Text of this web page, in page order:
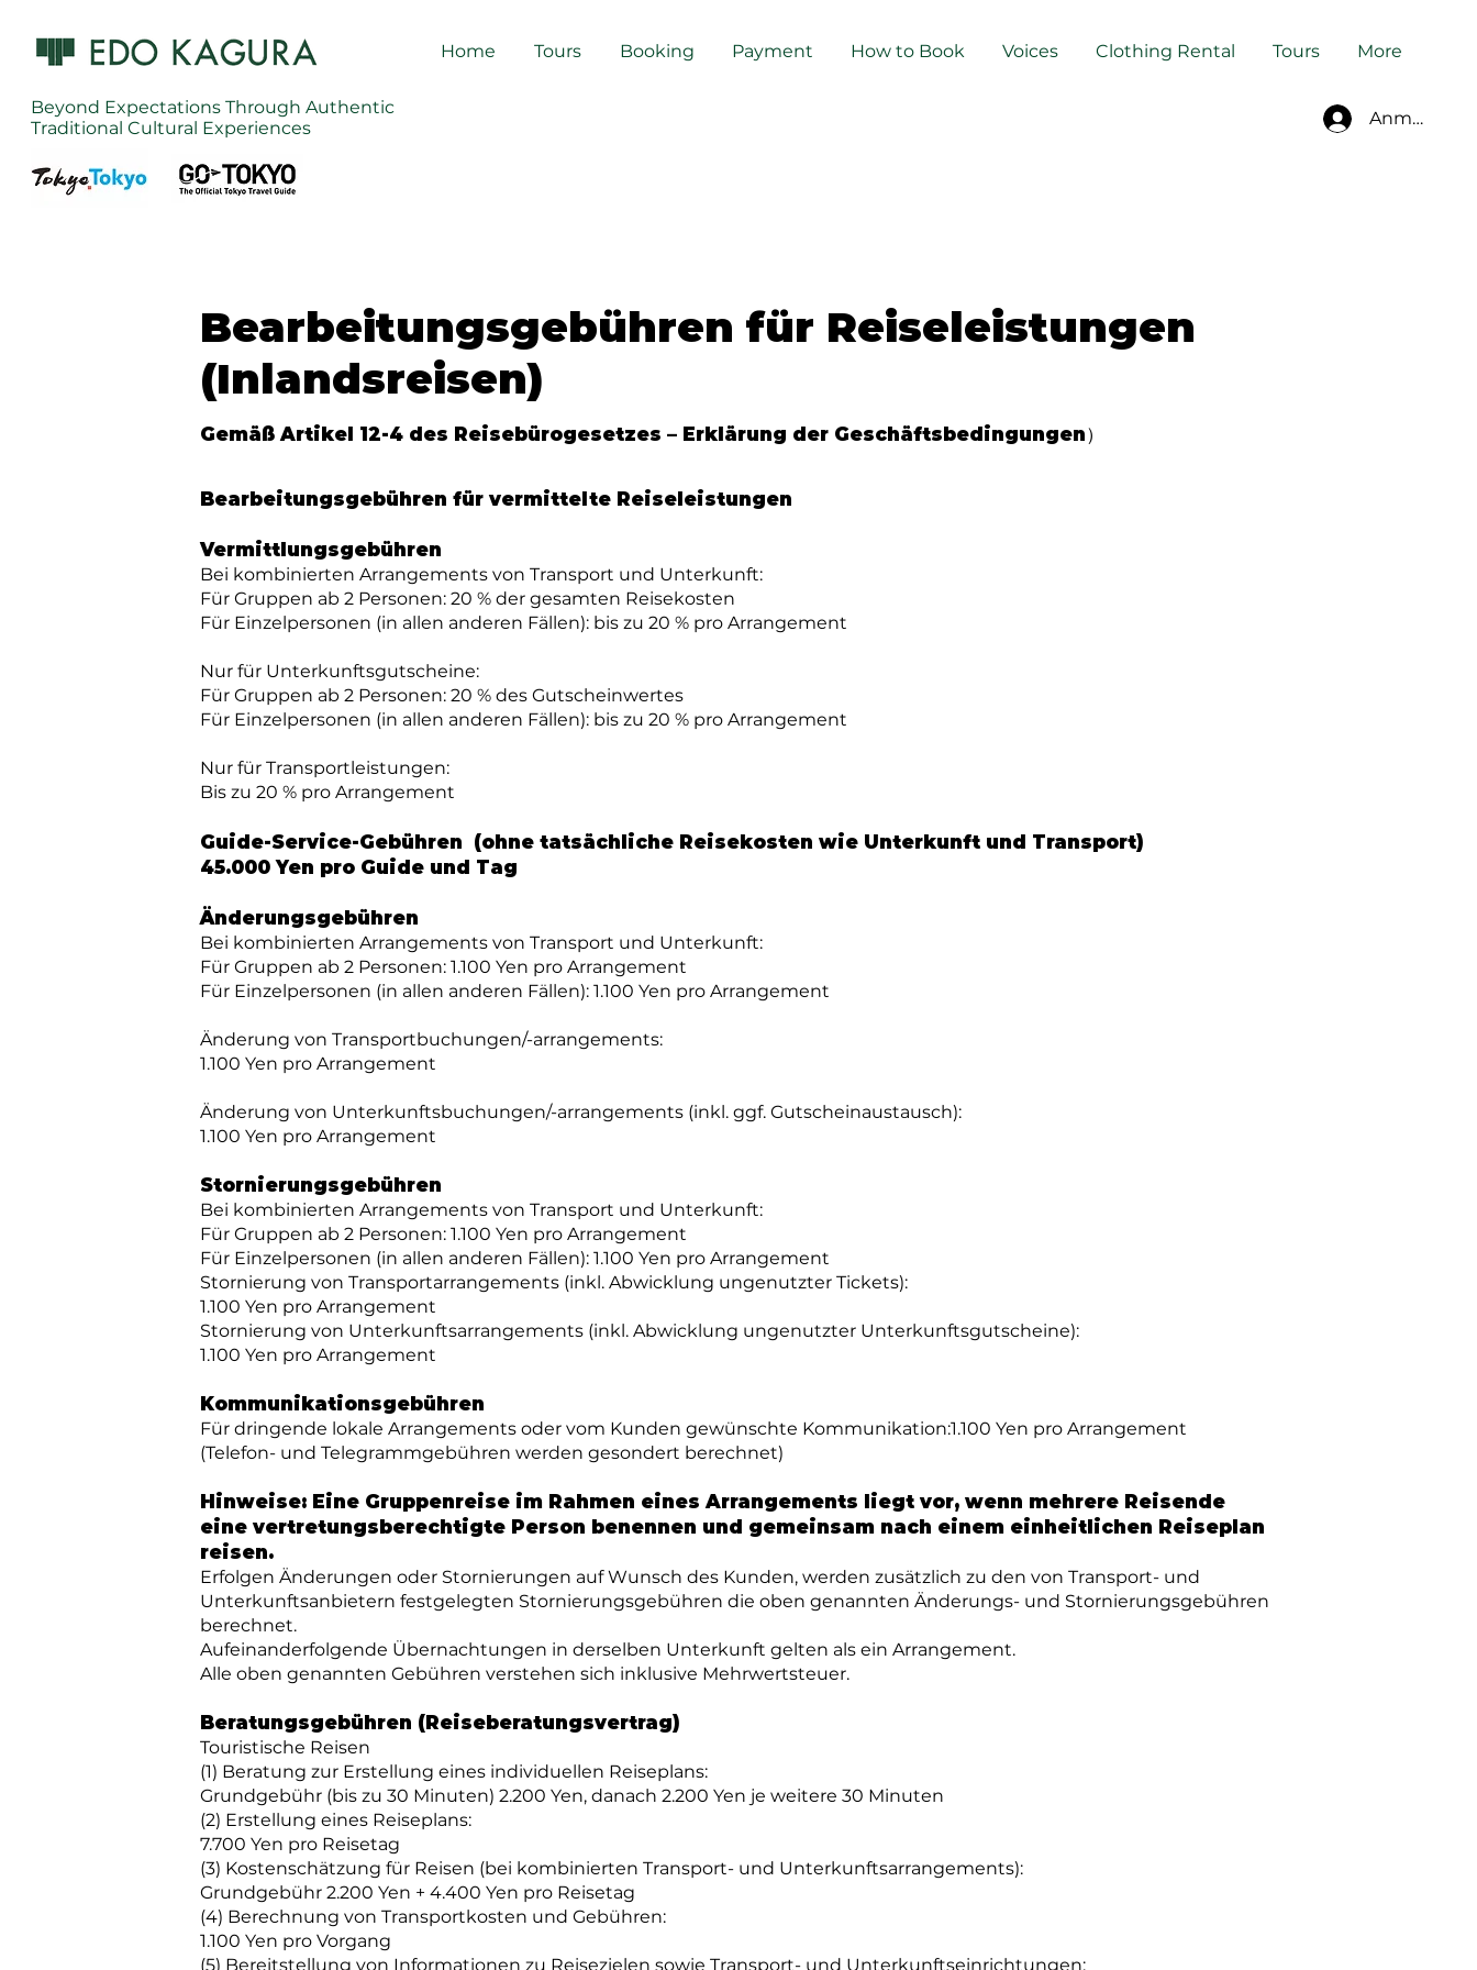
Beyond Expectations Through Authentic
Traditional Cultural Experiences
Anmelden
Home Tours Booking Payment How to Book Voices Clothing Rental Tours More
Bearbeitungsgebühren für Reiseleistungen
(Inlandsreisen)
Gemäß Artikel 12-4 des Reisebürogesetzes – Erklärung der Geschäftsbedingungen）
Bearbeitungsgebühren für vermittelte Reiseleistungen
Vermittlungsgebühren
Bei kombinierten Arrangements von Transport und Unterkunft:
Für Gruppen ab 2 Personen: 20 % der gesamten Reisekosten
Für Einzelpersonen (in allen anderen Fällen): bis zu 20 % pro Arrangement
Nur für Unterkunftsgutscheine:
Für Gruppen ab 2 Personen: 20 % des Gutscheinwertes
Für Einzelpersonen (in allen anderen Fällen): bis zu 20 % pro Arrangement
Nur für Transportleistungen:
Bis zu 20 % pro Arrangement
Guide-Service-Gebühren (ohne tatsächliche Reisekosten wie Unterkunft und Transport)
45.000 Yen pro Guide und Tag
Änderungsgebühren
Bei kombinierten Arrangements von Transport und Unterkunft:
Für Gruppen ab 2 Personen: 1.100 Yen pro Arrangement
Für Einzelpersonen (in allen anderen Fällen): 1.100 Yen pro Arrangement
Änderung von Transportbuchungen/-arrangements:
1.100 Yen pro Arrangement
Änderung von Unterkunftsbuchungen/-arrangements (inkl. ggf. Gutscheinaustausch):
1.100 Yen pro Arrangement
Stornierungsgebühren
Bei kombinierten Arrangements von Transport und Unterkunft:
Für Gruppen ab 2 Personen: 1.100 Yen pro Arrangement
Für Einzelpersonen (in allen anderen Fällen): 1.100 Yen pro Arrangement
Stornierung von Transportarrangements (inkl. Abwicklung ungenutzter Tickets):
1.100 Yen pro Arrangement
Stornierung von Unterkunftsarrangements (inkl. Abwicklung ungenutzter Unterkunftsgutscheine):
1.100 Yen pro Arrangement
Kommunikationsgebühren
Für dringende lokale Arrangements oder vom Kunden gewünschte Kommunikation:1.100 Yen pro Arrangement
(Telefon- und Telegrammgebühren werden gesondert berechnet)
Hinweise: Eine Gruppenreise im Rahmen eines Arrangements liegt vor, wenn mehrere Reisende
eine vertretungsberechtigte Person benennen und gemeinsam nach einem einheitlichen Reiseplan
reisen.
Erfolgen Änderungen oder Stornierungen auf Wunsch des Kunden, werden zusätzlich zu den von Transport- und
Unterkunftsanbietern festgelegten Stornierungsgebühren die oben genannten Änderungs- und Stornierungsgebühren
berechnet.
Aufeinanderfolgende Übernachtungen in derselben Unterkunft gelten als ein Arrangement.
Alle oben genannten Gebühren verstehen sich inklusive Mehrwertsteuer.
Beratungsgebühren (Reiseberatungsvertrag)
Touristische Reisen
(1) Beratung zur Erstellung eines individuellen Reiseplans:
Grundgebühr (bis zu 30 Minuten) 2.200 Yen, danach 2.200 Yen je weitere 30 Minuten
(2) Erstellung eines Reiseplans:
7.700 Yen pro Reisetag
(3) Kostenschätzung für Reisen (bei kombinierten Transport- und Unterkunftsarrangements):
Grundgebühr 2.200 Yen + 4.400 Yen pro Reisetag
(4) Berechnung von Transportkosten und Gebühren:
1.100 Yen pro Vorgang
(5) Bereitstellung von Informationen zu Reisezielen sowie Transport- und Unterkunftseinrichtungen: